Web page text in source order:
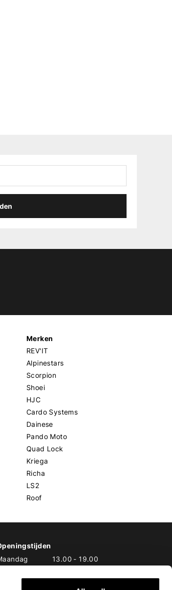
Merken
REV'IT
Alpinestars
Scorpion
Shoei
HJC
Cardo Systems
Dainese
Pando Moto
Quad Lock
Kriega
Richa
LS2
Roof
13.00 - 19.00
Woensdag
10.00-19.00